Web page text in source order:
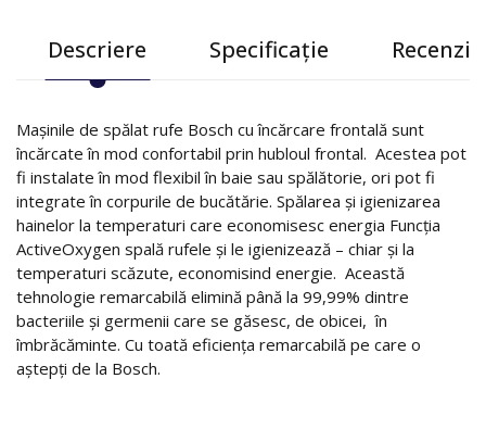
Descriere Specificație Recenzii
Mașinile de spălat rufe Bosch cu încărcare frontală sunt
încărcate în mod confortabil prin hubloul frontal. Acestea pot
fi instalate în mod flexibil în baie sau spălătorie, ori pot fi
integrate în corpurile de bucătărie. Spălarea și igienizarea
hainelor la temperaturi care economisesc energia Funcția
ActiveOxygen spală rufele și le igienizează – chiar și la
temperaturi scăzute, economisind energie. Această
tehnologie remarcabilă elimină până la 99,99% dintre
bacteriile și germenii care se găsesc, de obicei, în
îmbrăcăminte. Cu toată eficiența remarcabilă pe care o
aștepți de la Bosch.